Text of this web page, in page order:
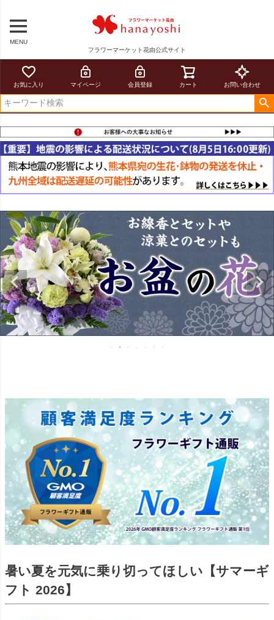
MENU
フラワーマーケット花由公式サイト
お気に入り マイページ 会員登録 カート お問い合わせ
暑い夏を元気に乗り切ってほしい【サマーギ
フト 2026】